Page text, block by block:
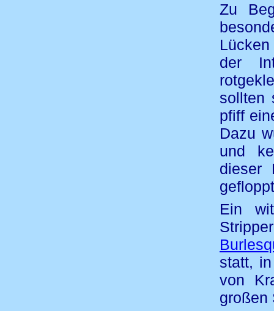
Zu
der
sollten
pfiff
Dazu
und
dieser
Ein
statt,
von
großen